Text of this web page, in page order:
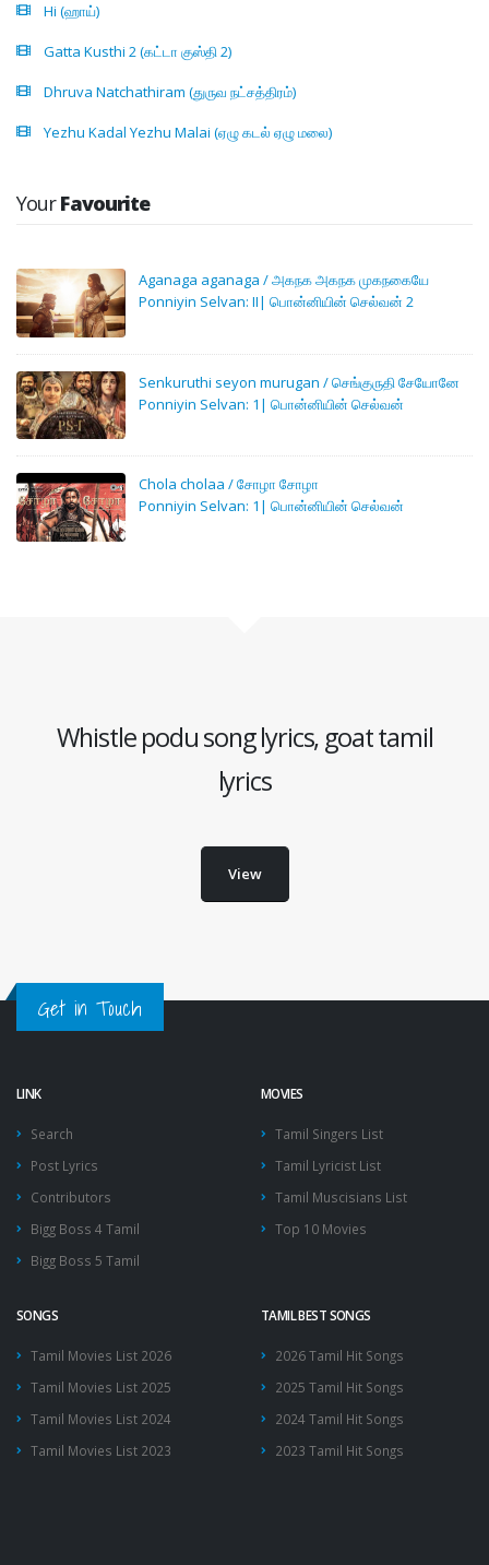
Hi (ஹாய்)
Gatta Kusthi 2 (கட்டா குஸ்தி 2)
Dhruva Natchathiram (துருவ நட்சத்திரம்)
Yezhu Kadal Yezhu Malai (ஏழு கடல் ஏழு மலை)
YourFavourite
Aganaga aganaga / அகநக அகநக முகநகையே
Ponniyin Selvan: II| பொன்னியின் செல்வன் 2
Senkuruthi seyon murugan / செங்குருதி சேயோனே
Ponniyin Selvan: 1| பொன்னியின் செல்வன்
Chola cholaa / சோழா சோழா
Ponniyin Selvan: 1| பொன்னியின் செல்வன்
Whistle podu song lyrics, goat tamil
lyrics
View
Get in Touch
LINK
Search
Post Lyrics
Contributors
Bigg Boss 4 Tamil
Bigg Boss 5 Tamil
MOVIES
Tamil Singers List
Tamil Lyricist List
Tamil Muscisians List
Top 10 Movies
SONGS
Tamil Movies List 2026
Tamil Movies List 2025
Tamil Movies List 2024
Tamil Movies List 2023
TAMIL BEST SONGS
2026 Tamil Hit Songs
2025 Tamil Hit Songs
2024 Tamil Hit Songs
2023 Tamil Hit Songs